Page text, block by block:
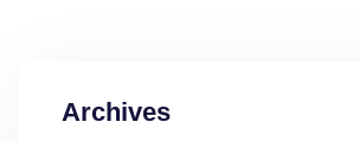
Archives